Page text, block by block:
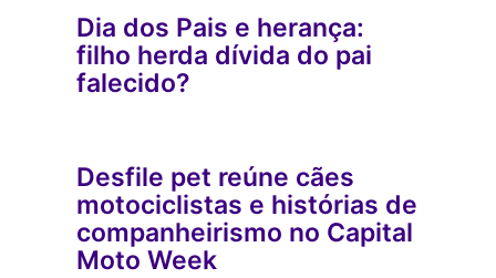
Dia dos Pais e herança:
filho herda dívida do pai
falecido?
Desfile pet reúne cães
motociclistas e histórias de
companheirismo no Capital
Moto Week